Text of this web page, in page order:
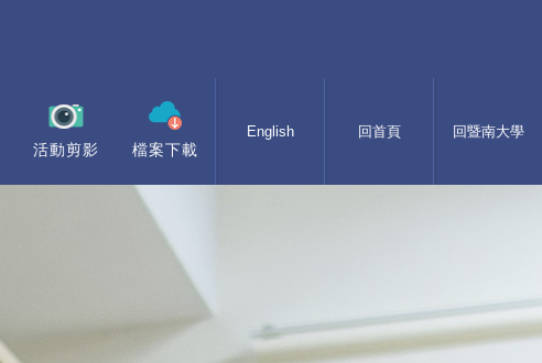
活動剪影 檔案下載
English 回首頁 回暨南大學